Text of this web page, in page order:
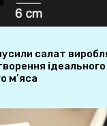
салат
м’яса